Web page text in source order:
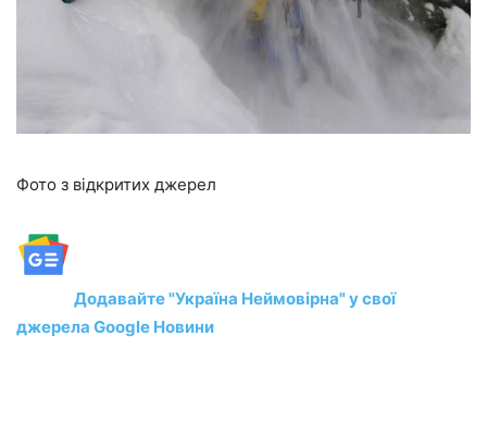
Фото з відкритих джерел
Додавайте "Україна Неймовірна" у свої
джерела Google Новини